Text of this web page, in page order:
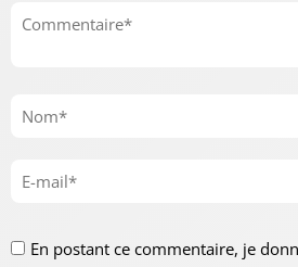
En postant ce commentaire, je